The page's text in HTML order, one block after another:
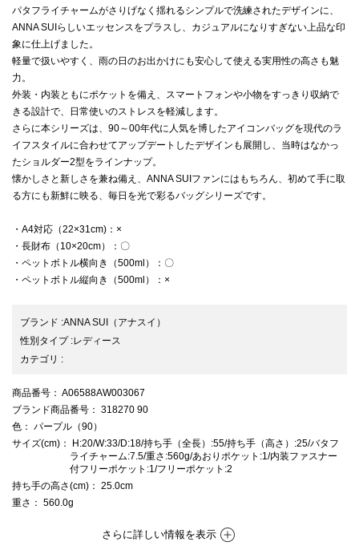
パタフライチャームがさりげなく揺れるシンプルで洗練されたデザインに、
ANNA SUIらしいエッセンスをプラスし、カジュアルになりすぎない上品な印
象に仕上げました。
軽量で扱いやすく、雨の日のお出かけにも安心して使える実用性の高さも魅
力。
外装・内装ともにポケットを備え、スマートフォンや小物をすっきり収納で
きる設計で、日常使いのストレスを軽減します。
さらに本シリーズは、90～00年代に人気を博したアイコンバッグを現代のラ
イフスタイルに合わせてアップデートしたデザインも展開し、当時はなかっ
たショルダー2型をラインナップ。
懐かしさと新しさを兼ね備え、ANNA SUIファンにはもちろん、初めて手に取
る方にも新鮮に映る、毎日を光で彩るバッグシリーズです。
・A4対応（22×31cm)：×
・長財布（10×20cm）：〇
・ペットボトル横向き（500ml）：〇
・ペットボトル縦向き（500ml）：×
ブランド :ANNA SUI （アナスイ）
性別タイプ:レディース
カテゴリ :
商品番号 ： A06588AW003067
ブランド商品番号 ： 318270 90
色 ： パープル（90）
サイズ(cm) ： H:20/W:33/D:18/持ち手（全長）:55/持ち手（高さ）:25/バタフ
ライチャーム:7.5/重さ:560g/あおりポケット:1/内装ファスナー
付フリーポケット:1/フリーポケット:2
持ち手の高さ(cm) ： 25.0cm
重さ ： 560.0g
さらに詳しい情報を表示